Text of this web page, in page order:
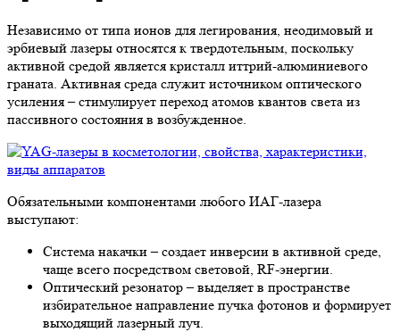
Независимо от типа ионов для легирования, неодимовый и
эрбиевый лазеры относятся к твердотельным, поскольку
активной средой является кристалл иттрий-алюминиевого
граната. Активная среда служит источником оптического
усиления – стимулирует переход атомов квантов света из
пассивного состояния в возбужденное.
Обязательными компонентами любого ИАГ-лазера
выступают:
Система накачки – создает инверсии в активной среде,
чаще всего посредством световой, RF-энергии.
Оптический резонатор – выделяет в пространстве
избирательное направление пучка фотонов и формирует
выходящий лазерный луч.